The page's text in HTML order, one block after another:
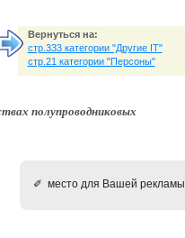
Вернуться на:
стр.333 категории "Другие IT"
стр.21 категории "Персоны"
полупроводниковых
✐ место для Вашей рекламы